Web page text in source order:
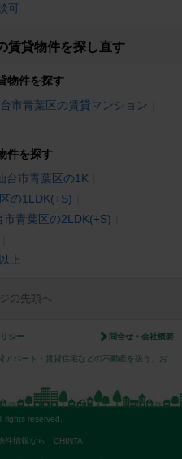
可
賃貸物件を探し直す
物件を探す
市青葉区の賃貸マンション
件を探す
台市青葉区の1K
の1LDK(+S)
市青葉区の2LDK(+S)
上
の先頭へ
シー 問合せ・会社概要
パート・賃貸住宅などの不動産を扱う、お
rights reserved.
件情報なら CHINTAI